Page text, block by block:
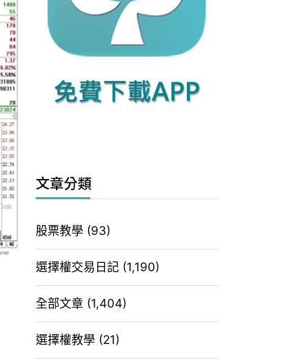
文章分類
股票教學 (93)
選擇權交易日記 (1,190)
全部文章 (1,404)
選擇權教學 (21)